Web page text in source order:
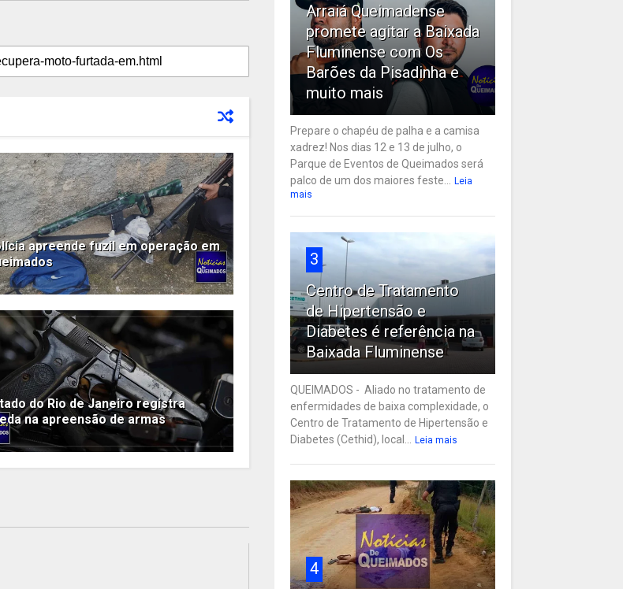
apreende fuzil em operação em
do Rio de Janeiro registra
na apreensão de armas
Arraiá Queimadense
promete agitar a Baixada
Fluminense com Os
Barões da Pisadinha e
muito mais
Prepare o chapéu de palha e a camisa
xadrez! Nos dias 12 e 13 de julho, o
Parque de Eventos de Queimados será
palco de um dos maiores feste...
Leia
mais
3
Centro de Tratamento
de Hipertensão e
Diabetes é referência na
Baixada Fluminense
QUEIMADOS - Aliado no tratamento de
enfermidades de baixa complexidade, o
Centro de Tratamento de Hipertensão e
Diabetes (Cethid), local...
Leia mais
4